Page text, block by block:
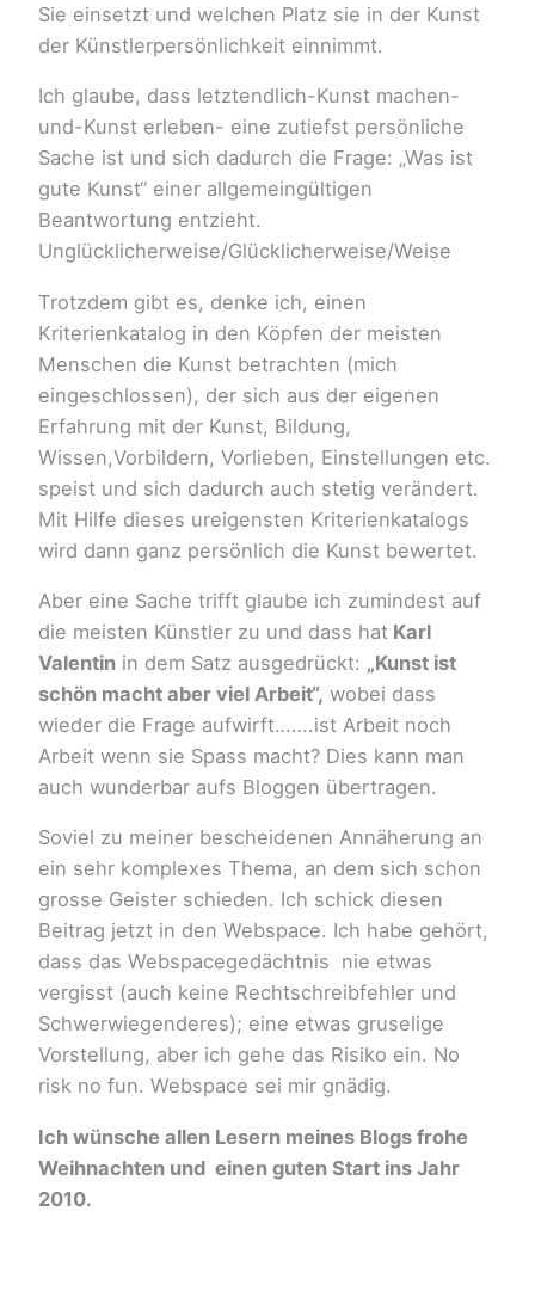
Sie einsetzt und welchen Platz sie in der Kunst
der Künstlerpersönlichkeit einnimmt.
Ich glaube, dass letztendlich-Kunst machen-
und-Kunst erleben- eine zutiefst persönliche
Sache ist und sich dadurch die Frage: „Was ist
gute Kunst“ einer allgemeingültigen
Beantwortung entzieht.
Unglücklicherweise/Glücklicherweise/Weise
Trotzdem gibt es, denke ich, einen
Kriterienkatalog in den Köpfen der meisten
Menschen die Kunst betrachten (mich
eingeschlossen), der sich aus der eigenen
Erfahrung mit der Kunst, Bildung,
Wissen,Vorbildern, Vorlieben, Einstellungen etc.
speist und sich dadurch auch stetig verändert.
Mit Hilfe dieses ureigensten Kriterienkatalogs
wird dann ganz persönlich die Kunst bewertet.
Aber eine Sache trifft glaube ich zumindest auf
die meisten Künstler zu und dass hat Karl
Valentin in dem Satz ausgedrückt: „Kunst ist
schön macht aber viel Arbeit“, wobei dass
wieder die Frage aufwirft…….ist Arbeit noch
Arbeit wenn sie Spass macht? Dies kann man
auch wunderbar aufs Bloggen übertragen.
Soviel zu meiner bescheidenen Annäherung an
ein sehr komplexes Thema, an dem sich schon
grosse Geister schieden. Ich schick diesen
Beitrag jetzt in den Webspace. Ich habe gehört,
dass das Webspacegedächtnis nie etwas
vergisst (auch keine Rechtschreibfehler und
Schwerwiegenderes); eine etwas gruselige
Vorstellung, aber ich gehe das Risiko ein. No
risk no fun. Webspace sei mir gnädig.
Ich wünsche allen Lesern meines Blogs frohe
Weihnachten und einen guten Start ins Jahr
2010.